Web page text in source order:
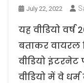
July 22, 2022
यह वीडियो वर्ष
बताकर वायरल
वीडियो इंटरनेट
वीडियो में वे